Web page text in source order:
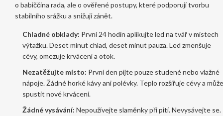
o babiččina rada, ale o ověřené postupy, které podporují tvorbu
stabilního srážku a snižují zánět.
Chladné obklady: První 24 hodin aplikujte led na tvář v místech
výtažku. Deset minut chlad, deset minut pauza. Led zmenšuje
cévy, omezuje krvácení a otok.
Nezatěžujte místo: První den pijte pouze studené nebo vlažné
nápoje. Žádné horké kávy ani polévky. Teplo rozšiřuje cévy a může
spustit nové krvácení.
Žádné vysávání: Nepoužívejte slaměnky při pití. Nevysávejte se.